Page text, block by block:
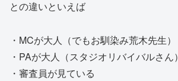
との違いといえば
・MCが大人（でもお馴染み荒木先生）
・PAが大人（スタジオリバイバルさん）
・審査員が見ている